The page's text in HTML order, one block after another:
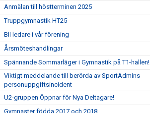
Anmälan till höstterminen 2025
Truppgymnastik HT25
Bli ledare i vår förening
Årsmöteshandlingar
Spännande Sommarläger i Gymnastik på T1-hallen!
Viktigt meddelande till berörda av SportAdmins
personuppgiftsincident
U2-gruppen Öppnar för Nya Deltagare!
Gymnaster födda 2017 och 2018